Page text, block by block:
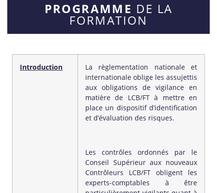
PROGRAMME DE LA
FORMATION
Introduction
La règlementation nationale et
internationale oblige les assujettis
aux obligations de vigilance en
matière de LCB/FT à mettre en
place un dispositif d’identification
et d’évaluation des risques.
Les contrôles ordonnés par le
Conseil Supérieur aux nouveaux
Contrôleurs LCB/FT obligent les
experts-comptables à être